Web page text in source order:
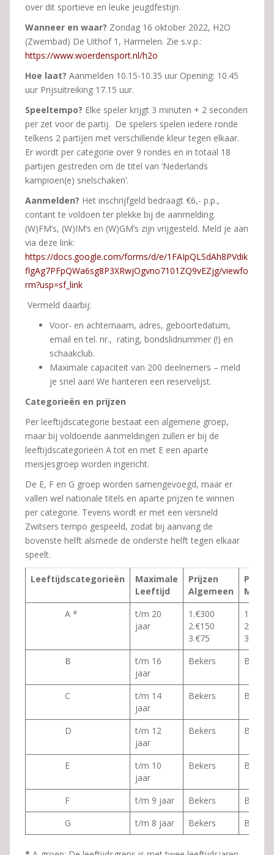
over dit sportieve en leuke jeugdfestijn.
Wanneer en waar? Zondag 16 oktober 2022, H2O
(Zwembad) De Uithof 1, Harmelen. Zie s.v.p.:
https://www.woerdensport.nl/h2o
Hoe laat? Aanmelden 10.15-10.35 uur Opening: 10.45
uur Prijsuitreiking 17.15 uur.
Speeltempo? Elke speler krijgt 3 minuten + 2 seconden
per zet voor de partij. De spelers spelen iedere ronde
telkens 2 partijen met verschillende kleur tegen elkaar.
Er wordt per categorie over 9 rondes en in totaal 18
partijen gestreden om de titel van ‘Nederlands
kampioen(e) snelschaken’.
Aanmelden? Het inschrijfgeld bedraagt €6,- p.p.,
contant te voldoen ter plekke bij de aanmelding.
(W)FM’s, (W)IM’s en (W)GM’s zijn vrijgesteld. Meld je aan
via deze link:
https://docs.google.com/forms/d/e/1FAIpQLSdAh8PVdik
flgAg7PFpQWa6sg8P3XRwjOgvno7101ZQ9vEZjg/viewfo
rm?usp=sf_link
Vermeld daarbij:
Voor- en achternaam, adres, geboortedatum,
email en tel. nr., rating, bondslidnummer (!) en
schaakclub.
Maximale capaciteit van 200 deelnemers – meld
je snel aan! We hanteren een reservelijst.
Categorieën en prijzen
Per leeftijdscategorie bestaat een algemene groep,
maar bij voldoende aanmeldingen zullen er bij de
leeftijdscategorieën A tot en met E een aparte
meisjesgroep worden ingericht.
De E, F en G groep worden samengevoegd, maar er
vallen wel nationale titels en aparte prijzen te winnen
per categorie. Tevens wordt er met een versneld
Zwitsers tempo gespeeld, zodat bij aanvang de
bovenste helft alsmede de onderste helft tegen elkaar
speelt.
Leeftijdscategorieën
Maximale
Leeftijd
Prijzen
Algemeen
Prijzen
A *
t/m 20
jaar
1.€300
2.€150
3.€75
1.€ 100
2€50
3.€25
B
t/m 16
jaar
Bekers Bekers
C
t/m 14
jaar
Bekers Bekers
D
t/m 12
jaar
Bekers Bekers
E
t/m 10
jaar
Bekers Bekers
F t/m 9 jaar Bekers
Bekers
G
t/m 8 jaar Bekers Bekers